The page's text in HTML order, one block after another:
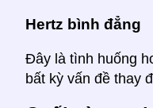
Hertz bình đẳng
Đây là tình huống
bất kỳ vấn đề thay